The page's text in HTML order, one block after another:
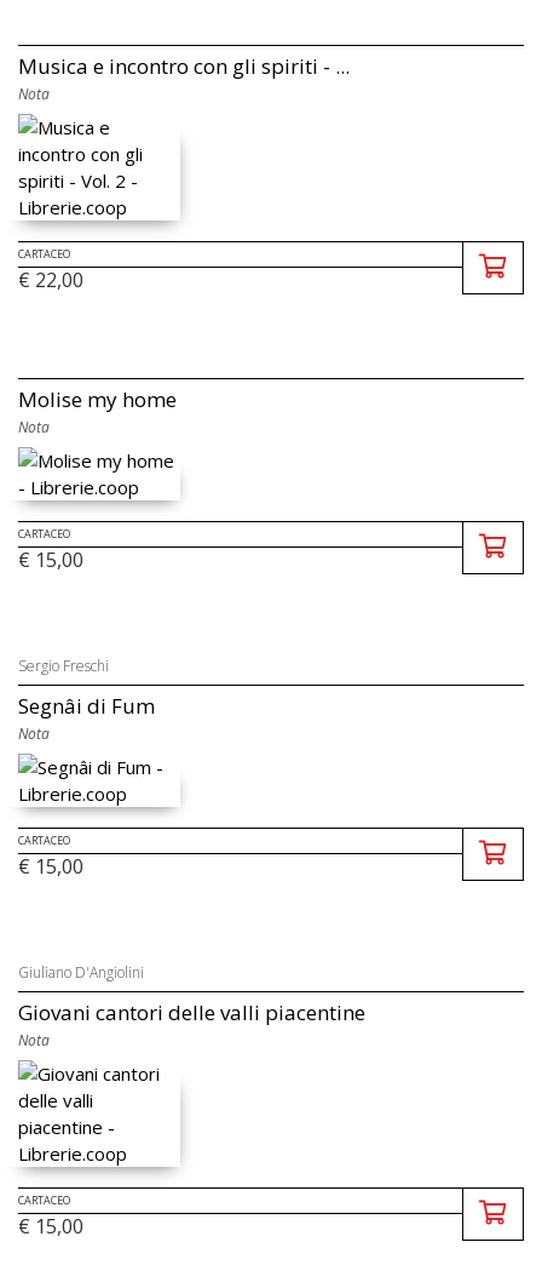
Musica e incontro con gli spiriti - ...
Nota
CARTACEO
€ 22,00
Molise my home
Nota
CARTACEO
€ 15,00
Sergio Freschi
Segnâi di Fum
Nota
CARTACEO
€ 15,00
Giuliano D'Angiolini
Giovani cantori delle valli piacentine
Nota
CARTACEO
€ 15,00